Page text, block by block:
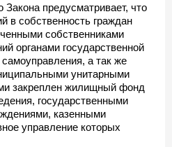
Закона предусматривает, что
в собственность граждан
собственниками
органами государственной
а так же
унитарными
закреплен жилищный фонд
государственными
казенными
управление которых